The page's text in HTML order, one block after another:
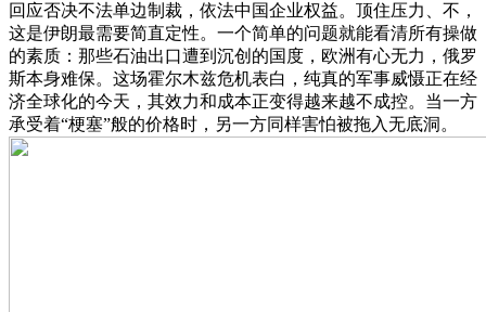
回应否决不法单边制裁，依法中国企业权益。顶住压力、不，
这是伊朗最需要简直定性。一个简单的问题就能看清所有操做
的素质：那些石油出口遭到沉创的国度，欧洲有心无力，俄罗
斯本身难保。这场霍尔木兹危机表白，纯真的军事威慑正在经
济全球化的今天，其效力和成本正变得越来越不成控。当一方
承受着“梗塞”般的价格时，另一方同样害怕被拖入无底洞。